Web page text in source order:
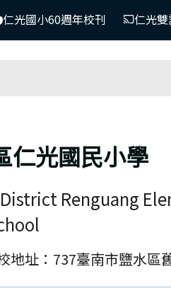
仁光國小60週年校刊 仁光
仁光國民小學
Renguang
地址：737臺南市鹽水區